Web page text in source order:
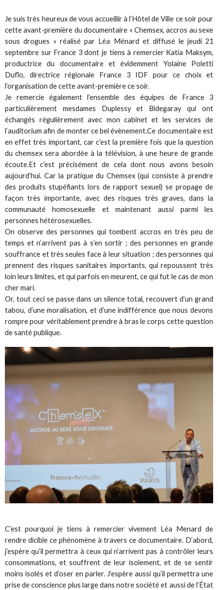
Je suis très heureux de vous accueillir à l’Hôtel de Ville ce soir pour
cette avant-première du documentaire « Chemsex, accros au sexe
sous drogues » réalisé par Léa Ménard et diffusé le jeudi 21
septembre sur France 3 dont je tiens à remercier Katia Maksym,
productrice du documentaire et évidemment Yolaine Poletti
Duflo, directrice régionale France 3 IDF pour ce choix et
l’organisation de cette avant-première ce soir.
Je remercie également l’ensemble des équipes de France 3
particulièrement mesdames Duplessy et Bidegaray qui ont
échangés régulièrement avec mon cabinet et les services de
l’auditorium afin de monter ce bel évènement.Ce documentaire est
en effet très important, car c’est la première fois que la question
du chemsex sera abordée à la télévision, à une heure de grande
écoute.Et c’est précisément de cela dont nous avons besoin
aujourd’hui. Car la pratique du Chemsex (qui consiste à prendre
des produits stupéfiants lors de rapport sexuel) se propage de
façon très importante, avec des risques très graves, dans la
communauté homosexuelle et maintenant aussi parmi les
personnes hétérosexuelles.
On observe des personnes qui tombent accros en très peu de
temps et n’arrivent pas à s’en sortir ; des personnes en grande
souffrance et très seules face à leur situation ; des personnes qui
prennent des risques sanitaires importants, qui repoussent très
loin leurs limites, et qui parfois en meurent, ce qui fut le cas de mon
cher mari.
Or, tout ceci se passe dans un silence total, recouvert d’un grand
tabou, d’une moralisation, et d’une indifférence que nous devons
rompre pour véritablement prendre à bras le corps cette question
de santé publique.
C’est pourquoi je tiens à remercier vivement Léa Menard de
rendre dicible ce phénomène à travers ce documentaire. D’abord,
j’espère qu’il permettra à ceux qui n’arrivent pas à contrôler leurs
consommations, et souffrent de leur isolement, et de se sentir
moins isolés et d’oser en parler. J’espère aussi qu’il permettra une
prise de conscience plus large dans notre société et aussi de l’État